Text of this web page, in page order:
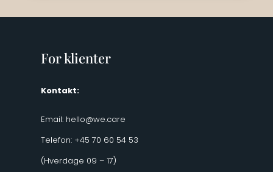
For klienter
Kontakt:
Email: hello@we.care
Telefon: +45 70 60 54 53
(Hverdage 09 – 17)